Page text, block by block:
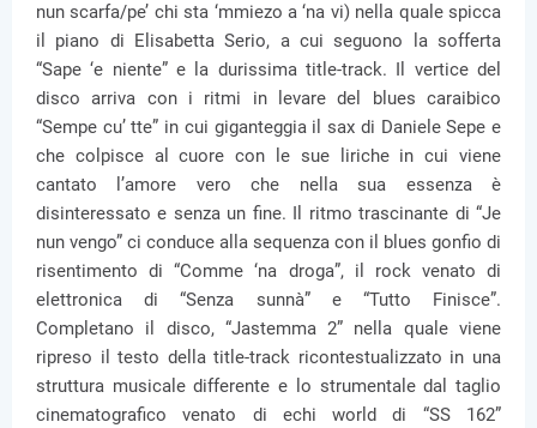
nun scarfa/pe’ chi sta ‘mmiezo a ‘na vi) nella quale spicca
il piano di Elisabetta Serio, a cui seguono la sofferta
“Sape ‘e niente” e la durissima title-track. Il vertice del
disco arriva con i ritmi in levare del blues caraibico
“Sempe cu’ tte” in cui giganteggia il sax di Daniele Sepe e
che colpisce al cuore con le sue liriche in cui viene
cantato l’amore vero che nella sua essenza è
disinteressato e senza un fine. Il ritmo trascinante di “Je
nun vengo” ci conduce alla sequenza con il blues gonfio di
risentimento di “Comme ‘na droga”, il rock venato di
elettronica di “Senza sunnà” e “Tutto Finisce”.
Completano il disco, “Jastemma 2” nella quale viene
ripreso il testo della title-track ricontestualizzato in una
struttura musicale differente e lo strumentale dal taglio
cinematografico venato di echi world di “SS 162”